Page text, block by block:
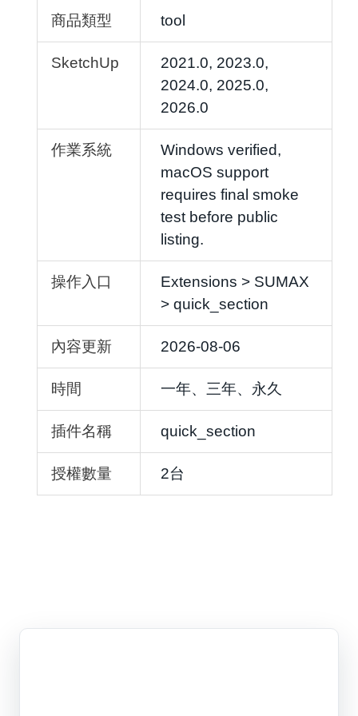
商品類型 tool
SketchUp
2021.0, 2023.0,
2024.0, 2025.0,
2026.0
作業系統
Windows verified,
macOS support
requires final smoke
test before public
listing.
操作入口
Extensions > SUMAX
> quick_section
內容更新 2026-08-06
時間 一年、三年、永久
插件名稱 quick_section
授權數量 2台